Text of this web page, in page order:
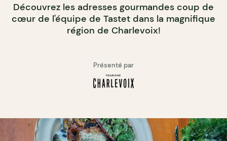
Découvrez les adresses gourmandes coup de
cœur de l'équipe de Tastet dans la magnifique
région de Charlevoix!
Présenté par